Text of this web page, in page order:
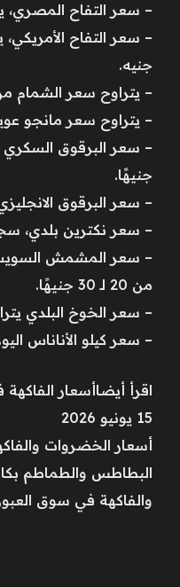
– سعر التفاح المصري، يتراوح من
جنيه.
– يتراوح سعر الشمام من 10 جنيهات إلى 18
– يتراوح سعر مانجو عويس من 30
جنيهًا.
– سعر البرقوق الانجليزي من 20 إلى
– سعر نكترين بلدي، سجل اليوم
– سعر المشمش
من 20 لـ 30 جنيهًا.
– سعر الخوخ البلدي يتراوح من 25
– سعر كيلو الأناناس اليوم 75
اقرأ أيضاأسعار
15 يونيو 2026
أسعار الخضروات والفاكهة اليوم
البطاطس والطماطم
والفاكهة في سوق العبور